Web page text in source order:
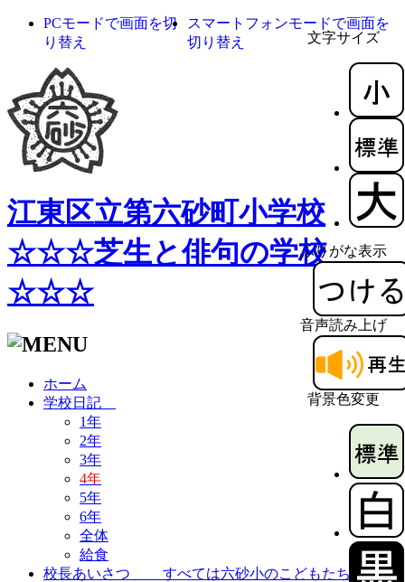
文字サイズ
ふりがな表示
音声読み上げ
背景色変更
PCモードで画面を切
り替え
スマートフォンモードで画面を
切り替え
江東区立第六砂町小学校
☆☆☆芝生と俳句の学校
☆☆☆
ホーム
学校日記
1年
2年
3年
4年
5年
6年
全体
給食
校長あいさつ すべては六砂小のこどもたちのため